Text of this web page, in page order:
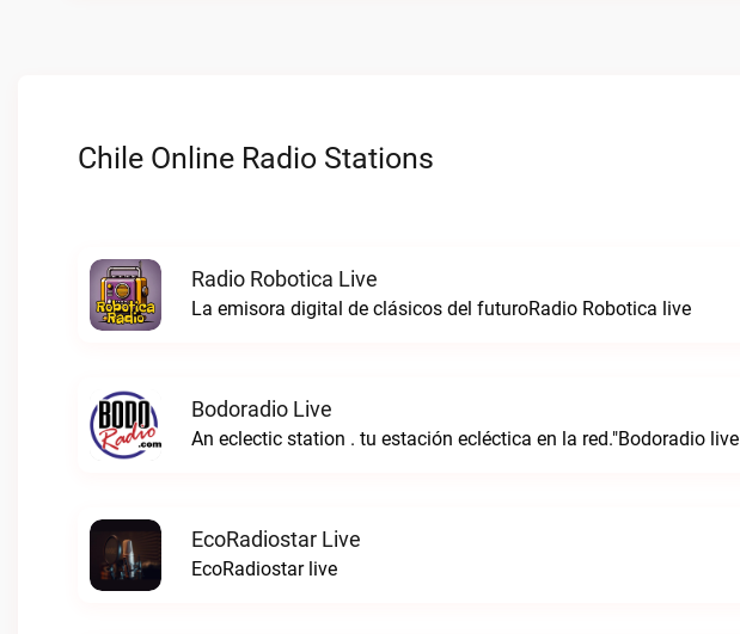
Chile Online Radio Stations
Radio Robotica Live
La emisora digital de clásicos del futuroRadio Robotica live
Bodoradio Live
An eclectic station . tu estación ecléctica en la red."Bodoradio live
EcoRadiostar Live
EcoRadiostar live